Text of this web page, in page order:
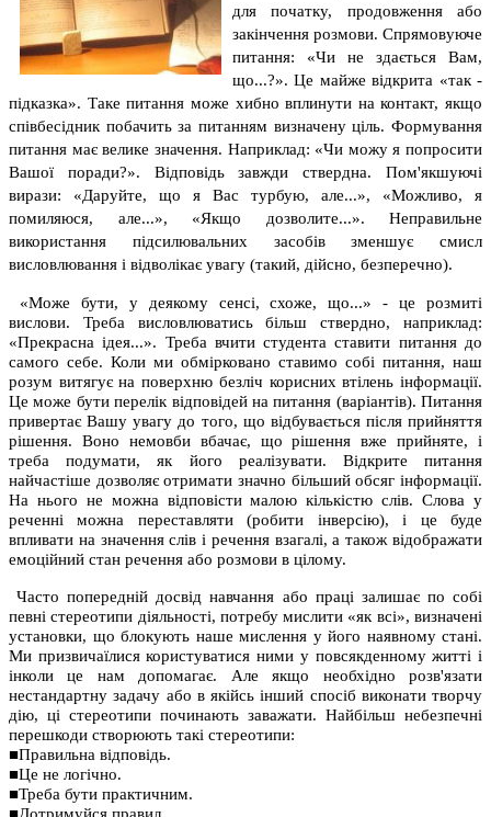
для початку, продовження або
закінчення розмови. Спрямовуюче
питання: «Чи не здається Вам,
що...?». Це майже відкрита «так -
підказка». Таке питання може хибно вплинути на контакт, якщо
співбесідник побачить за питанням визначену ціль. Формування
питання має велике значення. Наприклад: «Чи можу я попросити
Вашої поради?». Відповідь завжди ствердна. Пом'якшуючі
вирази: «Даруйте, що я Вас турбую, але...», «Можливо, я
помиляюся, але...», «Якщо дозволите...». Неправильне
використання підсилювальних засобів зменшує смисл
висловлювання і відволікає увагу (такий, дійсно, безперечно).
«Може бути, у деякому сенсі, схоже, що...» - це розмиті
вислови. Треба висловлюватись більш ствердно, наприклад:
«Прекрасна ідея...». Треба вчити студента ставити питання до
самого себе. Коли ми обмірковано ставимо собі питання, наш
розум витягує на поверхню безліч корисних втілень інформації.
Це може бути перелік відповідей на питання (варіантів). Питання
привертає Вашу увагу до того, що відбувається після прийняття
рішення. Воно немовби вбачає, що рішення вже прийняте, і
треба подумати, як його реалізувати. Відкрите питання
найчастіше дозволяє отримати значно більший обсяг інформації.
На нього не можна відповісти малою кількістю слів. Слова у
реченні можна переставляти (робити інверсію), і це буде
впливати на значення слів і речення взагалі, а також відображати
емоційний стан речення або розмови в цілому.
Часто попередній досвід навчання або праці залишає по собі
певні стереотипи діяльності, потребу мислити «як всі», визначені
установки, що блокують наше мислення у його наявному стані.
Ми призвичаїлися користуватися ними у повсякденному житті і
інколи це нам допомагає. Але якщо необхідно розв'язати
нестандартну задачу або в якійсь інший спосіб виконати творчу
дію, ці стереотипи починають заважати. Найбільш небезпечні
перешкоди створюють такі стереотипи:
■Правильна відповідь.
■Це не логічно.
■Треба бути практичним.